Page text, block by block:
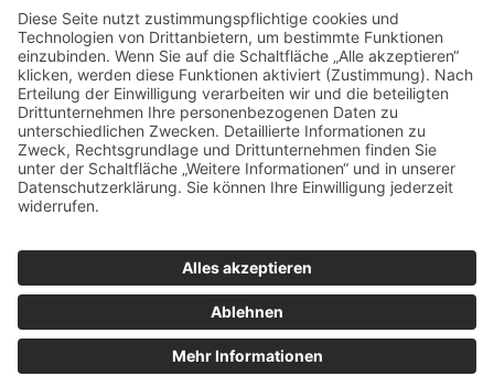
Widerrufsbelehrung
AGB
Datenschutz
Deutsch Österreich Schweiz
Impressum Datenschutz
Zu hourofpower.de
© 2026 Hour of Power Deutschland